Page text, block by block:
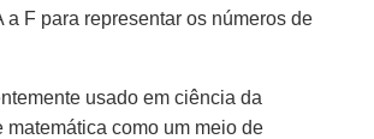
a F para representar os números de
usado em ciência da
matemática como um meio de